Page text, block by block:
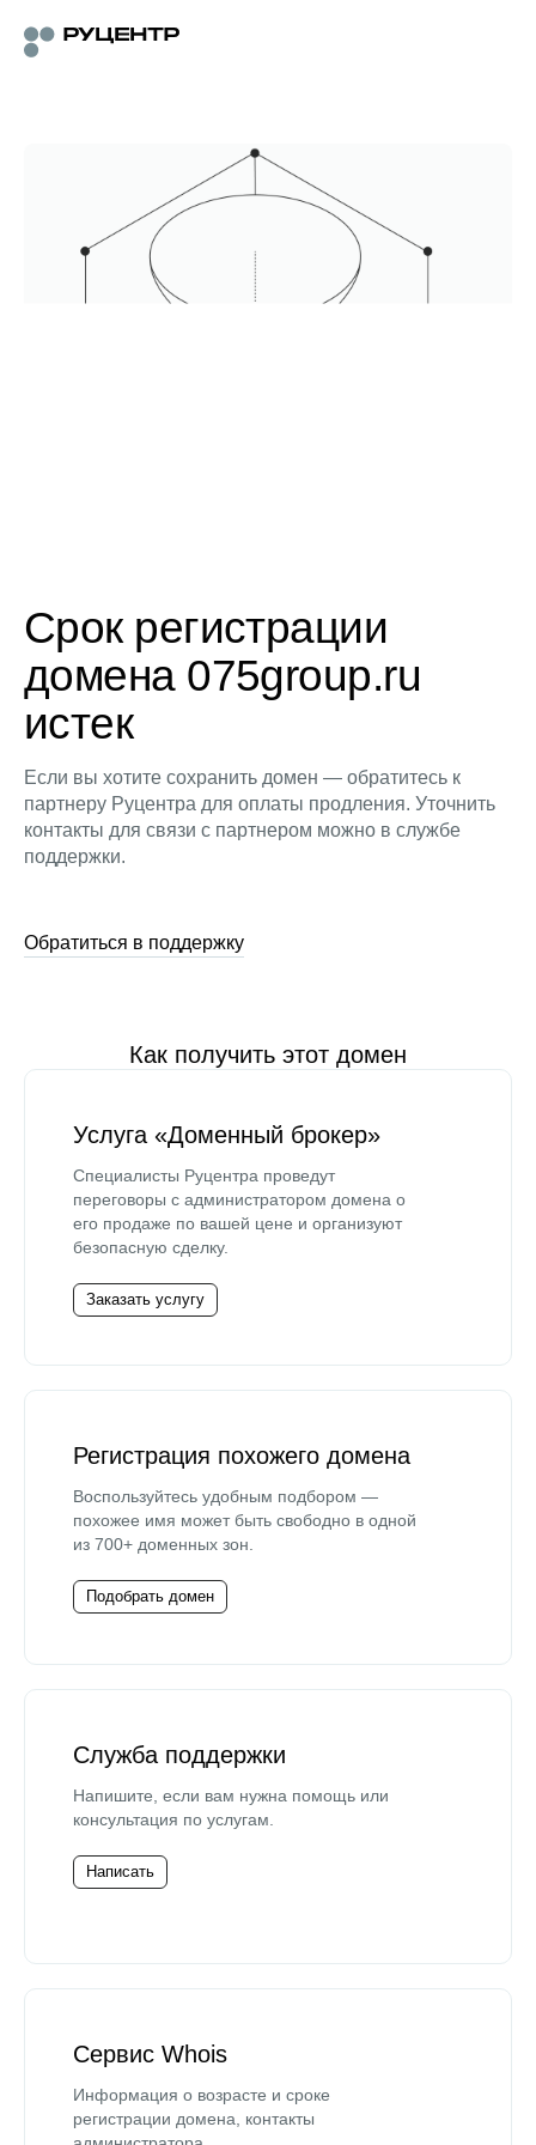
Срок регистрации
домена 075group.ru
истек
Если вы хотите сохранить домен — обратитесь к
партнеру Руцентра для оплаты продления. Уточнить
контакты для связи с партнером можно в службе
поддержки.
Обратиться в поддержку
Как получить этот домен
Услуга «Доменный брокер»
Специалисты Руцентра проведут
переговоры с администратором домена о
его продаже по вашей цене и организуют
безопасную сделку.
Заказать услугу
Регистрация похожего домена
Воспользуйтесь удобным подбором —
похожее имя может быть свободно в одной
из 700+ доменных зон.
Подобрать домен
Служба поддержки
Напишите, если вам нужна помощь или
консультация по услугам.
Написать
Сервис Whois
Информация о возрасте и сроке
регистрации домена, контакты